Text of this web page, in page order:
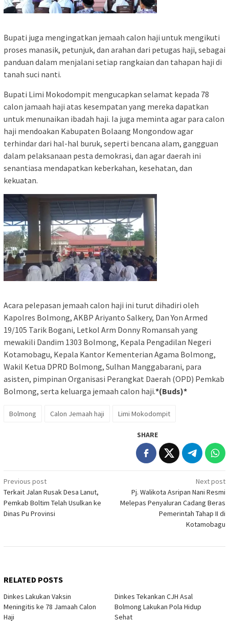
Bupati juga mengingatkan jemaah calon haji untuk mengikuti
proses manasik, petunjuk, dan arahan dari petugas haji, sebagai
panduan dalam menjalani setiap rangkaian dan tahapan haji di
tanah suci nanti.
Bupati Limi Mokodompit mengucapkan selamat kepada 78
calon jamaah haji atas kesempatan yang mereka dapatkan
untuk menunaikan ibadah haji. Ia juga meminta agar para calon
haji mendoakan Kabupaten Bolaang Mongondow agar
terhindar dari hal-hal buruk, seperti bencana alam, gangguan
dalam pelaksanaan pesta demokrasi, dan agar daerah ini
senantiasa mendapatkan keberkahan, kesehatan, dan
kekuatan.
Acara pelepasan jemaah calon haji ini turut dihadiri oleh
Kapolres Bolmong, AKBP Ariyanto Salkery, Dan Yon Armed
19/105 Tarik Bogani, Letkol Arm Donny Romansah yang
mewakili Dandim 1303 Bolmong, Kepala Pengadilan Negeri
Kotamobagu, Kepala Kantor Kementerian Agama Bolmong,
Wakil Ketua DPRD Bolmong, Sulhan Manggabarani, para
asisten, pimpinan Organisasi Perangkat Daerah (OPD) Pemkab
Bolmong, serta keluarga jemaah calon haji.*(Buds)*
Bolmong Calon Jemaah haji Limi Mokodompit
SHARE
Post
navigation
Previous post
Terkait Jalan Rusak Desa Lanut,
Pemkab Boltim Telah Usulkan ke
Dinas Pu Provinsi
Next post
Pj. Walikota Asripan Nani Resmi
Melepas Penyaluran Cadang Beras
Pemerintah Tahap II di
Kotamobagu
RELATED POSTS
Dinkes Lakukan Vaksin
Meningitis ke 78 Jamaah Calon
Haji
Dinkes Tekankan CJH Asal
Bolmong Lakukan Pola Hidup
Sehat